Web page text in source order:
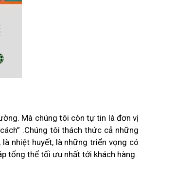
Mà chúng tôi còn tự tin là đơn vị
.Chúng tôi thách thức cả những
nhiệt huyết, là những triển vọng có
tổng thể tối ưu nhất tới khách hàng.